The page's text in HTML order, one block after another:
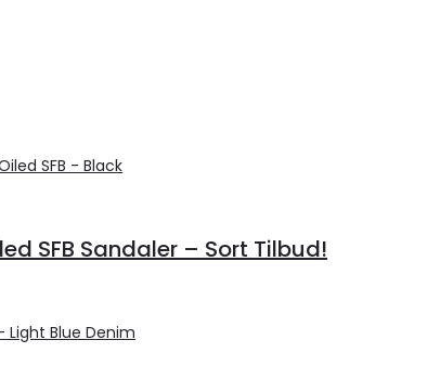
SFB Sandaler – Sort Tilbud!